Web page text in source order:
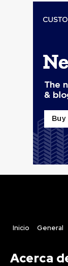
Inicio General
Acerca